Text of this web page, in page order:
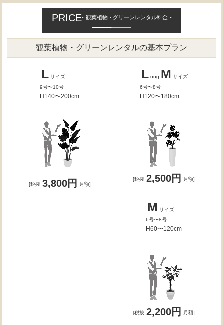
PRICE 観葉植物・グリーンレンタル料金
観葉植物・グリーンレンタルの基本プラン
L サイズ
9号〜10号
H140〜200cm
[税抜 3,800円 月額]
L ong M サイズ
6号〜8号
H120〜180cm
[税抜 2,500円 月額]
M サイズ
6号〜8号
H60〜120cm
[税抜 2,200円 月額]